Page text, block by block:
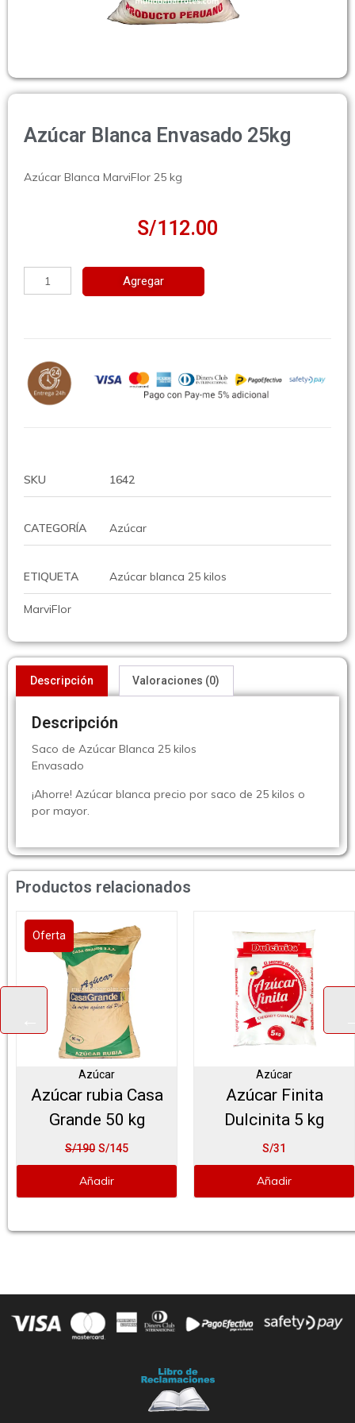
Azúcar Blanca Envasado 25kg
Azúcar Blanca MarviFlor 25 kg
S/112.00
Agregar
SKU 1642
CATEGORÍA Azúcar
ETIQUETA Azúcar blanca 25 kilos
MarviFlor
Descripción Valoraciones (0)
Descripción
Saco de Azúcar Blanca 25 kilos
Envasado
¡Ahorre! Azúcar blanca precio por saco de 25 kilos o
por mayor.
Productos relacionados
Oferta
Azúcar
Azúcar rubia Casa
Grande 50 kg
S/190 S/145
Añadir
Azúcar
Azúcar Finita
Dulcinita 5 kg
S/31
Añadir